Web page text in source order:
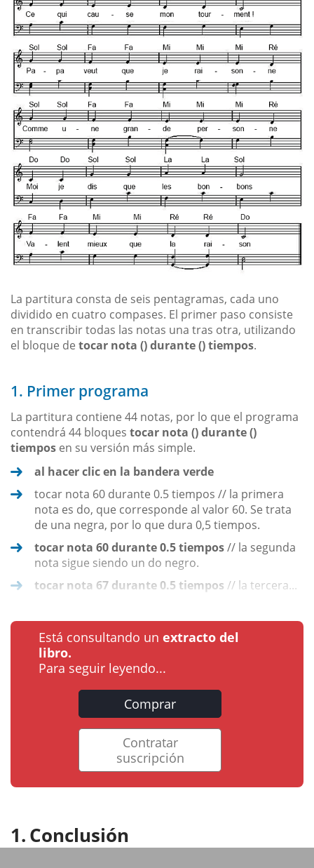
La partitura consta de seis pentagramas, cada uno
dividido en cuatro compases. El primer paso consiste
en transcribir todas las notas una tras otra, utilizando
el bloque de tocar nota () durante () tiempos.
1. Primer programa
La partitura contiene 44 notas, por lo que el programa
contendrá 44 bloques tocar nota () durante ()
tiempos en su versión más simple.
al hacer clic en la bandera verde
tocar nota 60 durante 0.5 tiempos // la primera
nota es do, que corresponde al valor 60. Se trata
de una negra, por lo que dura 0,5 tiempos.
tocar nota 60 durante 0.5 tiempos// la segunda
nota sigue siendo un do negro.
tocar nota 67 durante 0.5 tiempos // la tercera...
Está consultando un extracto del
libro.
Para seguir leyendo...
Comprar
Contratar
suscripción
Conclusión